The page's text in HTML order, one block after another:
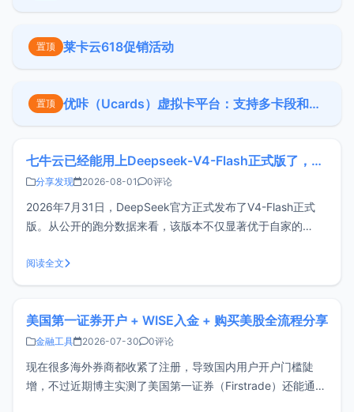
置顶 莱卡云618促销活动
置顶 优咔（Ucards）虚拟卡平台：支持多卡段和批量开卡（需企业认证）
七牛云已经能用上Deepseek-V4-Flash正式版了，点此领取300万Token
分享发现 2026-08-01 0评论
2026年7月31日，DeepSeek官方正式发布了V4-Flash正式
版。从公开的跑分数据来看，该版本不仅显著优于自家的
测试的分数仅作参考，实际性能仍需通过多场景实测来验证。
但Deepseek-V4-Flash价格是真的便宜，
阅读全文
美国第一证券开户 + WISE入金 + 购买美股全流程分享
金融工具 2026-07-30 0评论
现在很多海外券商都收紧了注册，导致国内用户开户门槛陡
增，不过近期博主实测了美国第一证券（Firstrade）还能通过